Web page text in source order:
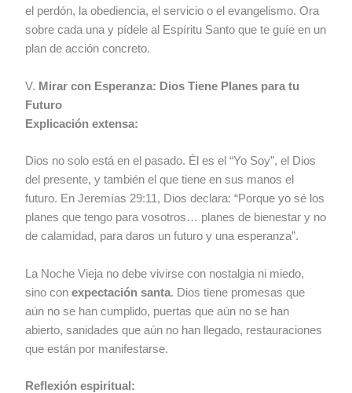
el perdón, la obediencia, el servicio o el evangelismo. Ora
sobre cada una y pídele al Espíritu Santo que te guíe en un
plan de acción concreto.
V. Mirar con Esperanza: Dios Tiene Planes para tu
Futuro
Explicación extensa:
Dios no solo está en el pasado. Él es el “Yo Soy”, el Dios
del presente, y también el que tiene en sus manos el
futuro. En Jeremías 29:11, Dios declara: “Porque yo sé los
planes que tengo para vosotros… planes de bienestar y no
de calamidad, para daros un futuro y una esperanza”.
La Noche Vieja no debe vivirse con nostalgia ni miedo,
sino conexpectación santa. Dios tiene promesas que
aún no se han cumplido, puertas que aún no se han
abierto, sanidades que aún no han llegado, restauraciones
que están por manifestarse.
Reflexión espiritual: